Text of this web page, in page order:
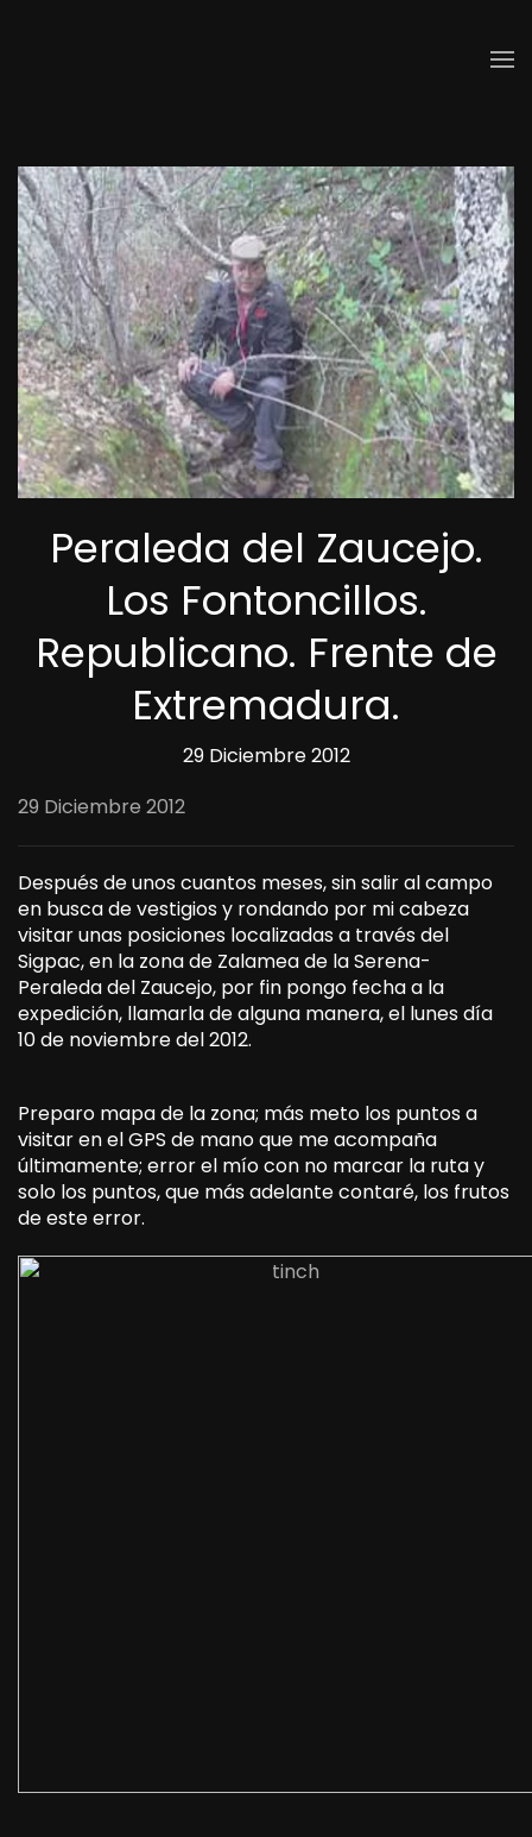
Peraleda del Zaucejo.
Los Fontoncillos.
Republicano. Frente de
Extremadura.
29 Diciembre 2012
29 Diciembre 2012
Después de unos cuantos meses, sin salir al campo
en busca de vestigios y rondando por mi cabeza
visitar unas posiciones localizadas a través del
Sigpac, en la zona de Zalamea de la Serena-
Peraleda del Zaucejo, por fin pongo fecha a la
expedición, llamarla de alguna manera, el lunes día
10 de noviembre del 2012.
Preparo mapa de la zona; más meto los puntos a
visitar en el GPS de mano que me acompaña
últimamente; error el mío con no marcar la ruta y
solo los puntos, que más adelante contaré, los frutos
de este error.